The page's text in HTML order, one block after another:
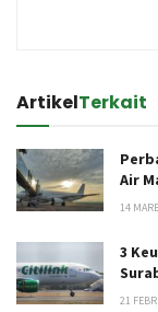
ArtikelTerkait
Air
14
3
21